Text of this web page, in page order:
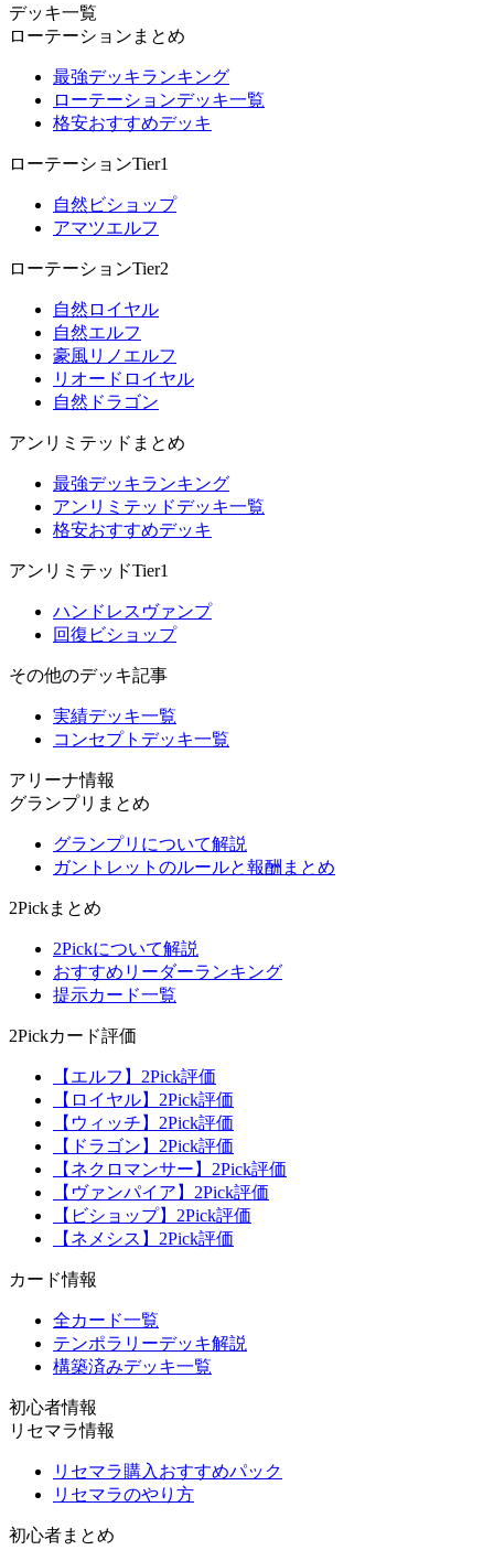
デッキ一覧
ローテーションまとめ
最強デッキランキング
ローテーションデッキ一覧
格安おすすめデッキ
ローテーションTier1
自然ビショップ
アマツエルフ
ローテーションTier2
自然ロイヤル
自然エルフ
豪風リノエルフ
リオードロイヤル
自然ドラゴン
アンリミテッドまとめ
最強デッキランキング
アンリミテッドデッキ一覧
格安おすすめデッキ
アンリミテッドTier1
ハンドレスヴァンプ
回復ビショップ
その他のデッキ記事
実績デッキ一覧
コンセプトデッキ一覧
アリーナ情報
グランプリまとめ
グランプリについて解説
ガントレットのルールと報酬まとめ
2Pickまとめ
2Pickについて解説
おすすめリーダーランキング
提示カード一覧
2Pickカード評価
【エルフ】2Pick評価
【ロイヤル】2Pick評価
【ウィッチ】2Pick評価
【ドラゴン】2Pick評価
【ネクロマンサー】2Pick評価
【ヴァンパイア】2Pick評価
【ビショップ】2Pick評価
【ネメシス】2Pick評価
カード情報
全カード一覧
テンポラリーデッキ解説
構築済みデッキ一覧
初心者情報
リセマラ情報
リセマラ購入おすすめパック
リセマラのやり方
初心者まとめ